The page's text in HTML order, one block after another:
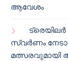
ആവേശം
സ്വർണം നേടാം;